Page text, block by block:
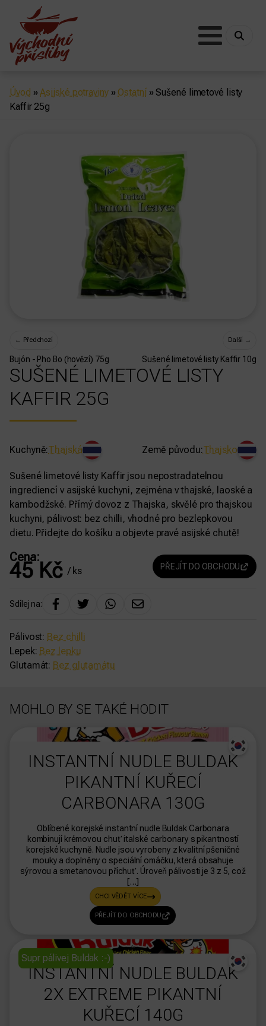
Úvod »Asijské potraviny» Ostatní» Sušené limetové listy
Kaffir 25g
← Předchozí
Bujón - Pho Bo (hovězí) 75g
Další →
Sušené limetové listy Kaffir 10g
SUŠENÉ LIMETOVÉ LISTY
KAFFIR 25G
Kuchyně:Thajská Země původu:Thajsko
Sušené limetové listy Kaffir jsou nepostradatelnou
ingrediencí v asijské kuchyni, zejména v thajské, laoské a
kambodžské. Přímý dovoz z Thajska, skvělé pro thajskou
kuchyni, pálivost: bez chilli, vhodné pro bezlepkovou
dietu. Přidejte do košíku a objevte pravé asijské chutě!
Cena:
45Kč/ ks PŘEJÍT DO OBCHODU
Sdílej na:
Pálivost: Bez chilli
Lepek: Bez lepku
Glutamát: Bez glutamátu
MOHLO BY SE TAKÉ HODIT
dasdas
INSTANTNÍ NUDLE BULDAK
PIKANTNÍ KUŘECÍ
CARBONARA 130G
Oblíbené korejské instantní nudle Buldak Carbonara
kombinují krémovou chuť italské carbonary s pikantností
korejské kuchyně. Nudle jsou vyrobeny z kvalitní pšeničné
mouky a doplněny o speciální omáčku, která obsahuje
sýrovou a smetanovou příchuť. Úroveň pálivosti je 3 z 5, což
[…]
CHCI VĚDĚT VÍCE
PŘEJÍT DO OBCHODU
Supr pálivej Buldak :-)
dasdas
INSTANTNÍ NUDLE BULDAK
2X EXTREME PIKANTNÍ
KUŘECÍ 140G